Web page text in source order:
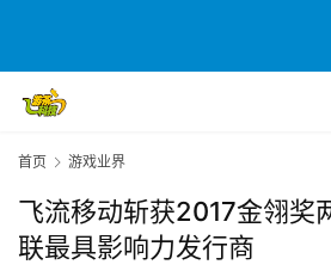
首页 游戏业界
飞流移动斩获2017金翎奖
联最具影响力发行商